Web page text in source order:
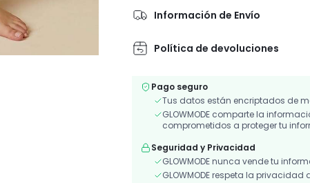
Información de Envío
Política de devoluciones
Pago seguro
Tus datos están encriptados de
GLOWMODE comparte la
comprometidos a proteger tu
Seguridad y Privacidad
GLOWMODE nunca vende tu
GLOWMODE respeta la